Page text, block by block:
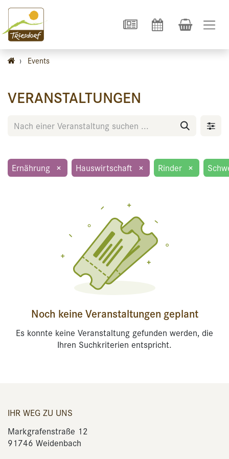
› Events
VERANSTALTUNGEN
Ernährung × Hauswirtschaft × Rinder ×
Noch keine Veranstaltungen geplant
Es konnte keine Veranstaltung gefunden werden, die
Ihren Suchkriterien entspricht.
IHR WEG ZU UNS
Markgrafenstraße 12
91746 Weidenbach